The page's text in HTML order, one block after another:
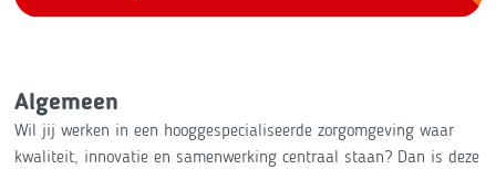
Algemeen
Wil jij werken in een hooggespecialiseerde zorgomgeving waar
kwaliteit, innovatie en samenwerking centraal staan? Dan is deze